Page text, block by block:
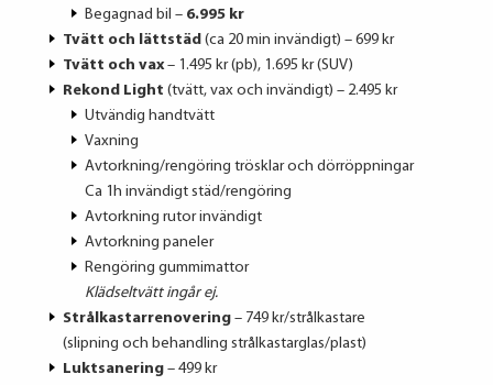
Begagnad bil – 6.995 kr
Tvätt och lättstäd (ca 20 min invändigt) – 699 kr
Tvätt och vax– 1.495 kr (pb), 1.695 kr (SUV)
Rekond Light (tvätt, vax och invändigt) – 2.495 kr
Utvändig handtvätt
Vaxning
Avtorkning/rengöring trösklar och dörröppningar
Ca 1h invändigt städ/rengöring
Avtorkning rutor invändigt
Avtorkning paneler
Rengöring gummimattor
Klädseltvätt ingår ej.
Strålkastarrenovering – 749 kr/strålkastare
(slipning och behandling strålkastarglas/plast)
Luktsanering – 499 kr